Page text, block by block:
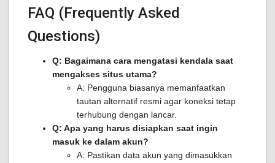
FAQ (Frequently Asked
Questions)
Q: Bagaimana cara mengatasi kendala saat
mengakses situs utama?
A: Pengguna biasanya memanfaatkan
tautan alternatif resmi agar koneksi tetap
terhubung dengan lancar.
Q: Apa yang harus disiapkan saat ingin
masuk ke dalam akun?
A: Pastikan data akun yang dimasukkan